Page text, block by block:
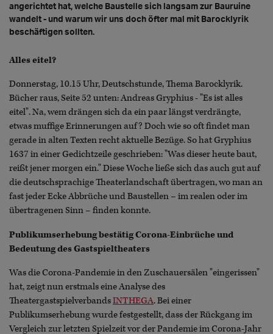
angerichtet hat, welche Baustelle sich langsam zur Bauruine
wandelt - und warum wir uns doch öfter mal mit Barocklyrik
beschäftigen sollten.
Alles eitel?
Donnerstag, 10.15 Uhr, Deutschstunde, Thema Barocklyrik.
Bücher raus, Seite 52 unten: Andreas Gryphius - "Es ist alles
eitel". Na, wem drängen sich da ein paar längst verdrängte,
etwas muffige Erinnerungen auf? Doch wie so oft findet man
gerade in alten Texten recht aktuelle Bezüge. So hat Gryphius
1637 in einer Gedichtzeile geschrieben: "Was dieser heute baut,
reißt jener morgen ein." Diese Woche ließe sich das auch gut auf
die deutschsprachige Theaterlandschaft übertragen, wo man an
fast jeder Ecke Abbrüche und Baustellen – im realen oder im
übertragenen Sinn – finden konnte.
Publikumserhebung bestätig Corona-Einbrüche und
Bedeutung des Gastspieltheaters
Was die Corona-Pandemie in den Zuschauersälen "eingerissen"
hat, zeigt nun erstmals eine Analyse des
TheatergastspielverbandsINTHEGA. Bei einer
Publikumserhebung wurde festgestellt, dass der Rückgang im
Vergleich zur letzten Spielzeit vor der Pandemie im Corona-Jahr